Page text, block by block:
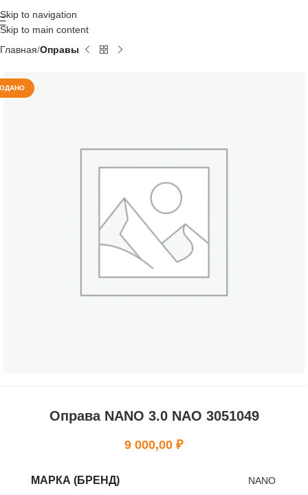
Skip to navigation
Skip to main content
Главная Оправы
Оправа NANO 3.0 NAO 3051049
9 000,00 ₽
МАРКА (БРЕНД) NANO